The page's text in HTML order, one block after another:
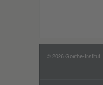
© 2026 Goethe-Institut